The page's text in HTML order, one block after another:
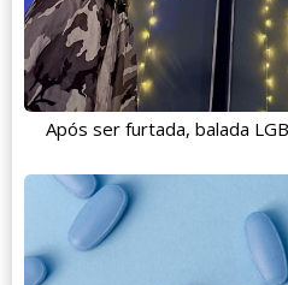
Após ser furtada, balada